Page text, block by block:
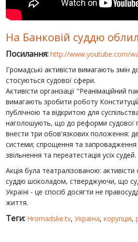
РОСІЙСЬКО-УКРАЇНСЬКА ВІЙНА
"WINTER ON FIRE"
ХРОНОЛОГІЯ ЄВРОМАЙДАНУ
ПОСЛУГИ
На Банковій суддю
Посилання: http://www.youtube.com/
Громадські активісти вимагають змін
стосуються судової сфери.
Активісти організації "Реанімаційний
вимагають зробити роботу
публічною та відкритою для
наголошують, що до реформи судової
внести три обов'язкових положення:
системи; спрощення та запровадження
звільнення та переатестація усіх судей.
Акція була театралізованою:
суддю шоколадом, стверджуючи, що
Україні - це спосіб досягти не
життя.
Теги: Hromadske.tv, Україна, корупція,